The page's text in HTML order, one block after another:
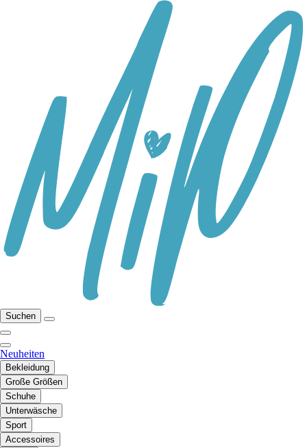
Suchen
Neuheiten
Bekleidung
Große Größen
Schuhe
Unterwäsche
Sport
Accessoires